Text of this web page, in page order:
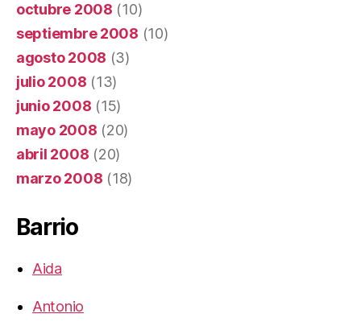
octubre 2008 (10)
septiembre 2008 (10)
agosto 2008 (3)
julio 2008 (13)
junio 2008 (15)
mayo 2008 (20)
abril 2008 (20)
marzo 2008 (18)
Barrio
Aida
Antonio